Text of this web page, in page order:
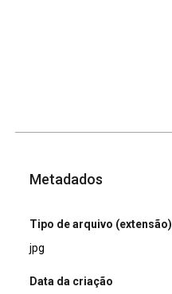
Metadados
Tipo de arquivo (extensão)
jpg
Data da criação